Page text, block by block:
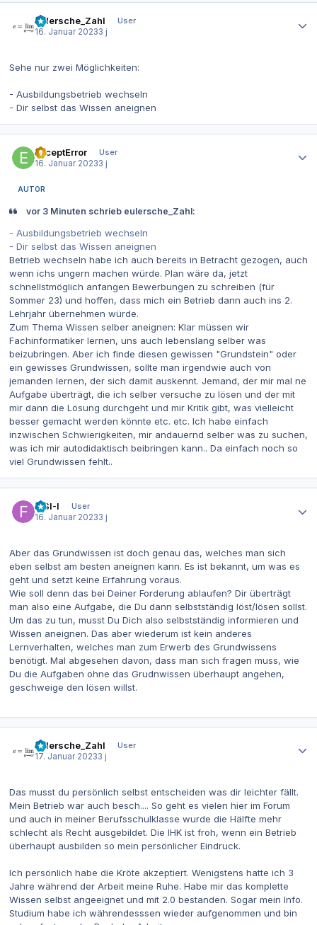
eulersche_Zahl
User
16. Januar 20233 j
Sehe nur zwei Möglichkeiten:
- Ausbildungsbetrieb wechseln
- Dir selbst das Wissen aneignen
ExceptError
User
16. Januar 20233 j
AUTOR
vor 3 Minuten schrieb eulersche_Zahl:
- Ausbildungsbetrieb wechseln
- Dir selbst das Wissen aneignen
Betrieb wechseln habe ich auch bereits in Betracht gezogen, auch
wenn ichs ungern machen würde. Plan wäre da, jetzt
schnellstmöglich anfangen Bewerbungen zu schreiben (für
Sommer 23) und hoffen, dass mich ein Betrieb dann auch ins 2.
Lehrjahr übernehmen würde.
Zum Thema Wissen selber aneignen: Klar müssen wir
Fachinformatiker lernen, uns auch lebenslang selber was
beizubringen. Aber ich finde diesen gewissen "Grundstein" oder
ein gewisses Grundwissen, sollte man irgendwie auch von
jemanden lernen, der sich damit auskennt. Jemand, der mir mal ne
Aufgabe überträgt, die ich selber versuche zu lösen und der mit
mir dann die Lösung durchgeht und mir Kritik gibt, was vielleicht
besser gemacht werden könnte etc. etc. Ich habe einfach
inzwischen Schwierigkeiten, mir andauernd selber was zu suchen,
was ich mir autodidaktisch beibringen kann.. Da einfach noch so
viel Grundwissen fehlt..
FISI-I
User
16. Januar 20233 j
Aber das Grundwissen ist doch genau das, welches man sich
eben selbst am besten aneignen kann. Es ist bekannt, um was es
geht und setzt keine Erfahrung voraus.
Wie soll denn das bei Deiner Forderung ablaufen? Dir überträgt
man also eine Aufgabe, die Du dann selbstständig löst/lösen sollst.
Um das zu tun, musst Du Dich also selbstständig informieren und
Wissen aneignen. Das aber wiederum ist kein anderes
Lernverhalten, welches man zum Erwerb des Grundwissens
benötigt. Mal abgesehen davon, dass man sich fragen muss, wie
Du die Aufgaben ohne das Grudnwissen überhaupt angehen,
geschweige den lösen willst.
eulersche_Zahl
User
17. Januar 20233 j
Das musst du persönlich selbst entscheiden was dir leichter fällt.
Mein Betrieb war auch besch.... So geht es vielen hier im Forum
und auch in meiner Berufsschulklasse wurde die Hälfte mehr
schlecht als Recht ausgebildet. Die IHK ist froh, wenn ein Betrieb
überhaupt ausbilden so mein persönlicher Eindruck.
Ich persönlich habe die Kröte akzeptiert. Wenigstens hatte ich 3
Jahre während der Arbeit meine Ruhe. Habe mir das komplette
Wissen selbst angeeignet und mit 2.0 bestanden. Sogar mein Info.
Studium habe ich währendesssen wieder aufgenommen und bin